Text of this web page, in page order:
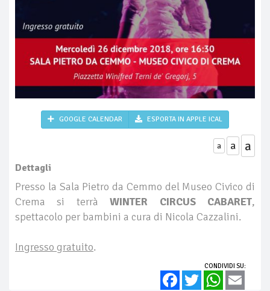
GOOGLE CALENDAR ESPORTA IN APPLE ICAL
a a a
Dettagli
Presso la Sala Pietro da Cemmo del Museo Civico di
Crema si terràWINTER CIRCUS CABARET,
spettacolo per bambini a cura di Nicola Cazzalini.
Ingresso gratuito.
CONDIVIDI SU:
FacebookTwitter WhatsApp